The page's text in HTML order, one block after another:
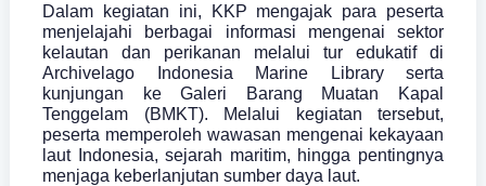
Dalam kegiatan ini, KKP mengajak para peserta
menjelajahi berbagai informasi mengenai sektor
kelautan dan perikanan melalui tur edukatif di
Archivelago Indonesia Marine Library serta
kunjungan ke Galeri Barang Muatan Kapal
Tenggelam (BMKT). Melalui kegiatan tersebut,
peserta memperoleh wawasan mengenai kekayaan
laut Indonesia, sejarah maritim, hingga pentingnya
menjaga keberlanjutan sumber daya laut.